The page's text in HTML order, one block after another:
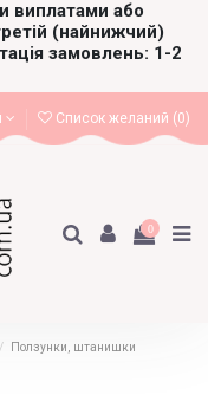
виплатами або
(найнижчий)
замовлень: 1-2
Список желаний (0)
0
Ползунки, штанишки